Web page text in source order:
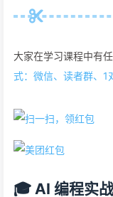
大家在学习课程中有
式：微信、读者群、1